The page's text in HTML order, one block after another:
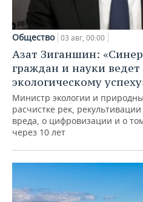
Общество 03 авг, 00:00
Азат Зиганшин:
граждан и науки
экологическому
Министр экологии и
расчистке рек,
вреда, о цифровизации и о
через 10 лет